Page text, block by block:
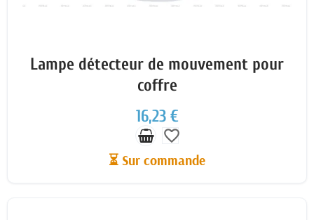
Lampe détecteur de mouvement pour
coffre
16,23 €
favorite_border
⏳ Sur commande